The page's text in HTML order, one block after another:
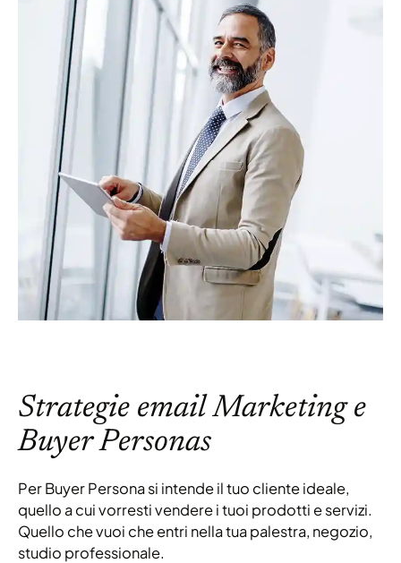
Strategie email Marketing e
Buyer Personas
Per Buyer Persona si intende il tuo cliente ideale,
quello a cui vorresti vendere i tuoi prodotti e servizi.
Quello che vuoi che entri nella tua palestra, negozio,
studio professionale.